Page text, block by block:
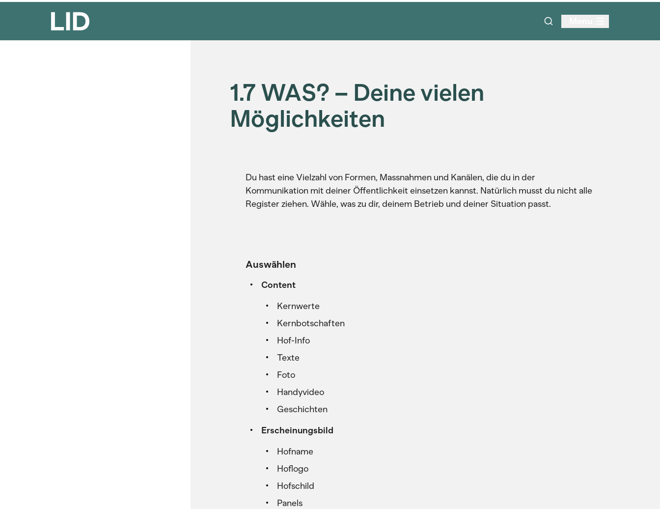
1.7 WAS? – Deine vielen
Möglichkeiten
Du hast eine Vielzahl von Formen, Massnahmen und Kanälen, die du in der
Kommunikation mit deiner Öffentlichkeit einsetzen kannst. Natürlich musst du nicht alle
Register ziehen. Wähle, was zu dir, deinem Betrieb und deiner Situation passt.
Auswählen
Content
Kernwerte
Kernbotschaften
Hof-Info
Texte
Foto
Handyvideo
Geschichten
Erscheinungsbild
Hofname
Hoflogo
Hofschild
Panels